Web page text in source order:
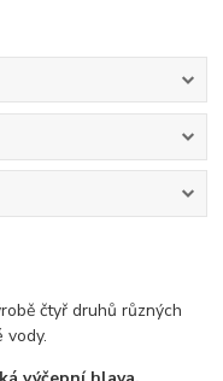
čtyř druhů různých
vody.